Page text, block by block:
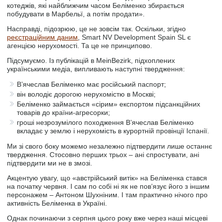
котеджів, які найближчим часом Беліменко збирається
побудувати в Марбельї, а потім продати».
Насправді, підозрюю, це не зовсім так. Оскільки, згідно
реєстраційним даним, Smart NV Development Spain SL є
агенцією нерухомості. Та це не принципово.
Підсумуємо. Із публікацій в MeinBezirk, підхоплених
українськими медіа, випливають наступні твердження:
В’ячеслав Беліменко має російський паспорт;
він володіє дорогою нерухомістю в Москві;
Беліменко займається «сірим» експортом підсанкційних
товарів до країни-агресорки;
гроші незрозумілого походження В’ячеслав Беліменко
вкладає у землю і нерухомість в курортній провінції Іспанії.
Ми зі свого боку можемо незалежно підтвердити лише останнє
твердження. Стосовно перших трьох – ані спростувати, ані
підтвердити ми не в змозі.
Акцентую увагу, що «австрійський витік» на Беліменка стався
на початку червня. І сам по собі ні як не пов’язує його з іншим
персонажем – Антоном Шухніним. І там практично нічого про
активність Беліменка в Україні.
Однак починаючи з серпня цього року вже через наші місцеві